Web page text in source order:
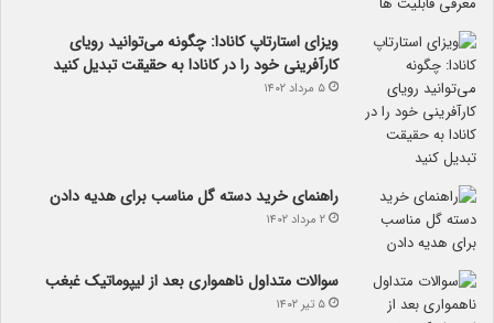
ویزای استارتاپ کانادا: چگونه می‌توانید رویای
کارآفرینی خود را در کانادا به حقیقت تبدیل کنید
۵ مرداد ۱۴۰۲
راهنمای خرید دسته گل مناسب برای هدیه دادن
۲ مرداد ۱۴۰۲
سوالات متداول ناهمواری بعد از لیپوماتیک غبغب
۵ تیر ۱۴۰۲